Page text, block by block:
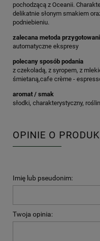
pochodzącą z Oceanii.
delikatnie słonym smakiem
podniebieniu.
zalecana metoda
automatyczne ekspresy
polecany sposób podania
z czekoladą, z syropem, z
śmietaną,cafe crème -
aromat / smak
słodki, charakterystyczny,
OPINIE O
Imię lub pseudonim:
Twoja opinia: